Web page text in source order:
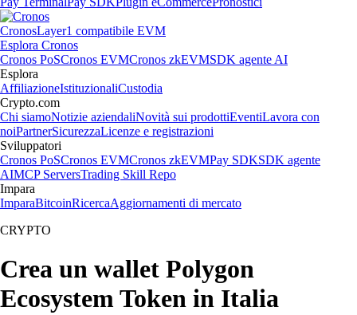
CronosLayer1 compatibile EVM
Esplora Cronos
Cronos PoSCronos EVMCronos zkEVMSDK agente AI
Esplora
AffiliazioneIstituzionaliCustodia
Crypto.com
Chi siamoNotizie aziendaliNovità sui prodottiEventiLavora con
noiPartnerSicurezzaLicenze e registrazioni
Sviluppatori
Cronos PoSCronos EVMCronos zkEVMPay SDKSDK agente
AIMCP ServersTrading Skill Repo
Impara
ImparaBitcoinRicercaAggiornamenti di mercato
CRYPTO
Crea un wallet Polygon
Ecosystem Token in Italia